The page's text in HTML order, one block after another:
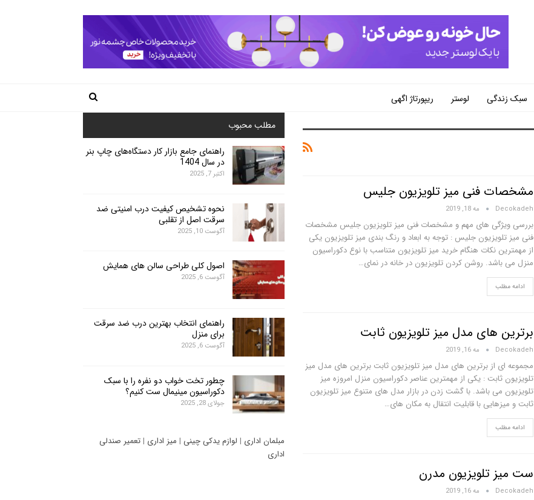
سبک زندگی لوستر
ریپورتاژ اگهی
مشخصات فنی میز تلویزیون جلیس
Decokadeh مه 18, 2019
بررسی ویژگی های مهم و مشخصات فنی میز تلویزیون جلیس مشخصات
فنی میز تلویزیون جلیس : توجه به ابعاد و رنگ بندی میز تلویزیون یکی
از مهمترین نکات هنگام خرید میز تلویزیون متناسب با نوع دکوراسیون
منزل می باشد. روشن کردن تلویزیون در خانه در نمای…
ادامه مطلب
برترین های مدل میز تلویزیون ثابت
Decokadeh مه 16, 2019
مجموعه ای از برترین های مدل میز تلویزیون ثابت برترین های مدل میز
تلویزیون ثابت : یکی از مهمترین عناصر دکوراسیون منزل امروزه میز
تلویزیون می باشد. با گشت زدن در بازار مدل های متنوع میز تلویزیون
ثابت و میزهایی با قابلیت انتقال به مکان های…
ادامه مطلب
ست میز تلویزیون مدرن
Decokadeh مه 16, 2019
مطلب محبوب
راهنمای جامع بازار کار دستگاه‌های چاپ بنر
در سال 1404
اکتبر 7, 2025
نحوه تشخیص کیفیت درب امنیتی ضد
سرقت اصل از تقلبی
آگوست 10, 2025
اصول کلی طراحی سالن های همایش
آگوست 6, 2025
راهنمای انتخاب بهترین درب ضد سرقت
برای منزل
آگوست 6, 2025
چطور تخت خواب دو نفره را با سبک
دکوراسیون مینیمال ست کنیم؟
جولای 28, 2025
مبلمان اداری | لوازم یدکی چینی | میز اداری | تعمیر صندلی
اداری